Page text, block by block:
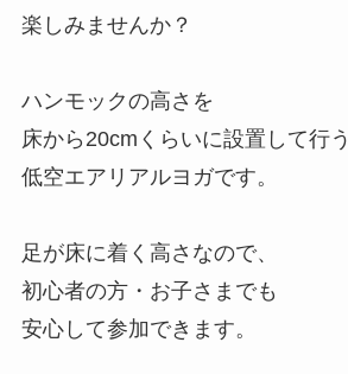
楽しみませんか？
ハンモックの高さを
床から20cmくらいに設置して行う
低空エアリアルヨガです。
足が床に着く高さなので、
初心者の方・お子さまでも
安心して参加できます。